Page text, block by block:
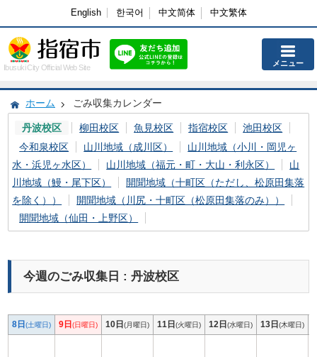
English 한국어 中文简体 中文繁体
Ibusuki City Official Web Site メニュー
ホーム ごみ収集カレンダー
丹波校区 柳田校区 魚見校区 指宿校区
池田校区
今和泉校区
山川地域（成川区）
山川地域（小川・岡児ヶ
水・浜児ヶ水区）
山川地域（福元・町・大山・利永区）
山
川地域（鰻・尾下区）
開聞地域（十町区（ただし、松原田集落
を除く））
開聞地域（川尻・十町区（松原田集落のみ））
開聞地域（仙田・上野区）
今週のごみ収集日 : 丹波校区
8日(土曜日) 9日(日曜日) 10日(月曜日) 11日(火曜日) 12日(水曜日) 13日(木曜日)